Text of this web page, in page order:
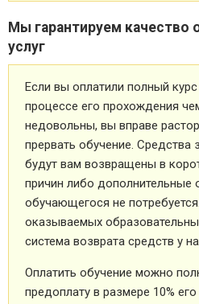
Мы гарантируем качество
услуг
Если вы оплатили полный
процессе его прохождения
недовольны, вы вправе
прервать обучение. Средства
будут вам возвращены в
причин либо дополнительные
обучающегося не
оказываемых
система возврата средств у
Оплатить обучение можно
предоплату в размере 10%